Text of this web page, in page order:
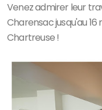
Venez admirer leur
Charensac jusqu'au
Chartreuse !